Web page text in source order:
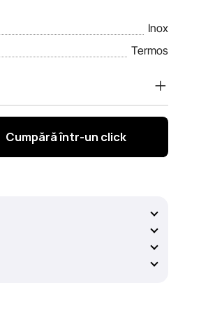
Inox
Termos
încrederea clienților noștri. În
produsele și serviciile
actuale. Scopul nostru este să
nu poate garanta
cauza unor posibile erori
responsabilitatea pentru
către care pot exista
Cumpără într-un click